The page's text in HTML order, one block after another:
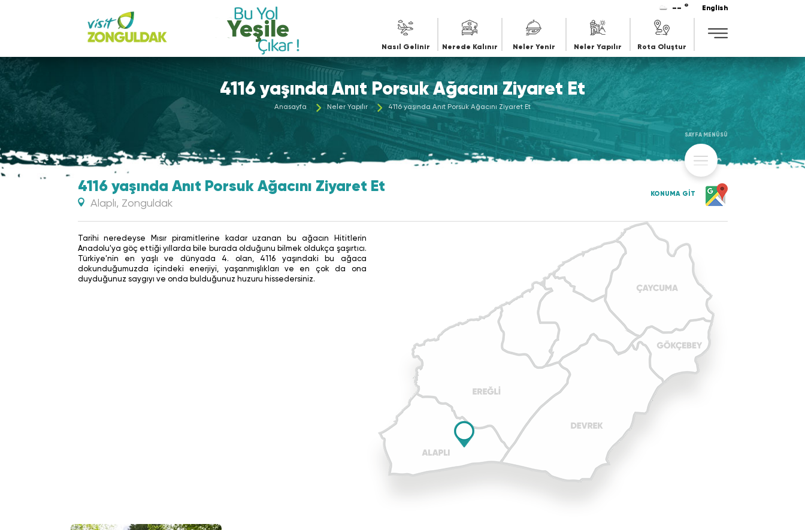
-- ° English
Yeşile
Nasıl Gelinir Nerede Kalınır Neler Yenir Neler Yapılır Rota Oluştur
4116 yaşında Anıt Porsuk Ağacını Ziyaret Et
Anasayfa Neler Yapılır 4116 yaşında Anıt Porsuk Ağacını Ziyaret Et
SAYFA MENÜSÜ
4116 yaşında Anıt Porsuk Ağacını Ziyaret Et
Alaplı, Zonguldak
KONUMA GİT
Tarihi neredeyse Mısır piramitlerine kadar uzanan bu ağacın Hititlerin
Anadolu'ya göç ettiği yıllarda bile burada olduğunu bilmek oldukça şaşırtıcı.
Türkiye'nin en yaşlı ve dünyada 4. olan, 4116 yaşındaki bu ağaca
dokunduğumuzda içindeki enerjiyi, yaşanmışlıkları ve en çok da ona
duyduğunuz saygıyı ve onda bulduğunuz huzuru hissedersiniz.